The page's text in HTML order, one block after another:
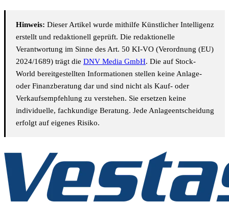
Hinweis: Dieser Artikel wurde mithilfe Künstlicher Intelligenz
erstellt und redaktionell geprüft. Die redaktionelle
Verantwortung im Sinne des Art. 50 KI-VO (Verordnung (EU)
2024/1689) trägt die DNV Media GmbH. Die auf Stock-
World bereitgestellten Informationen stellen keine Anlage-
oder Finanzberatung dar und sind nicht als Kauf- oder
Verkaufsempfehlung zu verstehen. Sie ersetzen keine
individuelle, fachkundige Beratung. Jede Anlageentscheidung
erfolgt auf eigenes Risiko.